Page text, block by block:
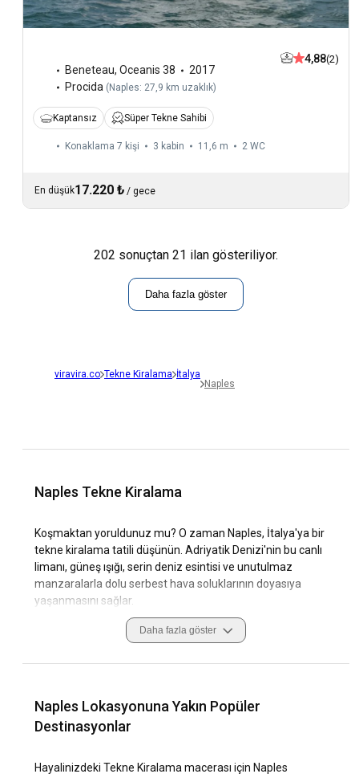
Beneteau, Oceanis 38
2017
Procida ( Naples: 27,9 km uzaklık)
4,88(2)
Kaptansız Süper Tekne Sahibi
Konaklama 7 kişi 3 kabin 11,6 m 2 WC
En düşük17.220 ₺ / gece
202 sonuçtan 21 ilan gösteriliyor.
Daha fazla göster
viravira.co Tekne Kiralama İtalya
Naples
Naples Tekne Kiralama
Koşmaktan yoruldunuz mu? O zaman Naples, İtalya'ya bir
tekne kiralama tatili düşünün. Adriyatik Denizi'nin bu canlı
limanı, güneş ışığı, serin deniz esintisi ve unutulmaz
manzaralarla dolu serbest hava soluklarının doyasıya
yaşanmasını sağlar.
Neden Naples'da bir tekne turuna çıkmayı düşünüyorsunuz?
dahil etmek için mükemmel bir neden olmasa da, bu şehri
Neden tekne kiralama için Naples'u seçmelisiniz?
kiralayabileceğiniz çok çeşitli tekneler ve yatlarla doludur.
Daha fazla göster
Naples Lokasyonuna Yakın Popüler
Destinasyonlar
Hayalinizdeki Tekne Kiralama macerası için Naples